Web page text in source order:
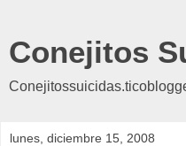
Conejitos
lunes, diciembre 15, 2008